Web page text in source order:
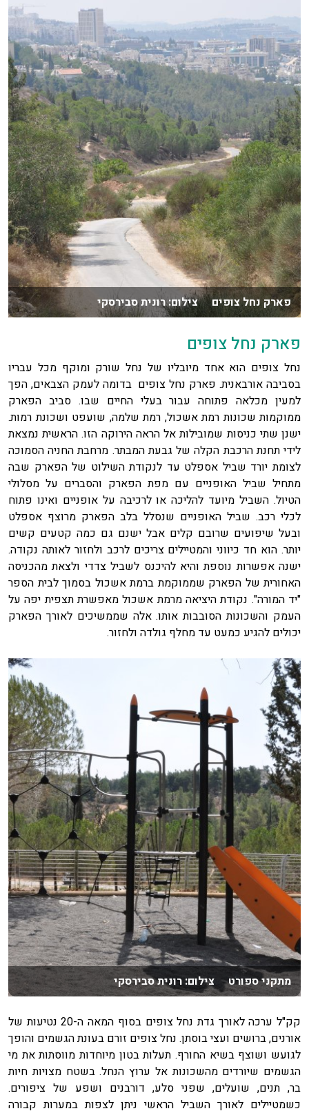
פארק נחל צופים צילום: רונית סבירסקי
פארק נחל צופים
נחל צופים הוא אחד מיובליו של נחל שורק ומוקף מכל עבריו
בסביבה אורבאנית. פארק נחל צופים בדומה לעמק הצבאים, הפך
למעין מכלאה פתוחה עבור בעלי החיים שבו. סביב הפארק
ממוקמות שכונות רמת אשכול, רמת שלמה, שועפט ושכונת רמות.
ישנן שתי כניסות שמובילות אל הראה הירוקה הזו. הראשית נמצאת
לידי תחנת הרכבת הקלה של גבעת המבתר. מרחבת החניה הסמוכה
לצומת יורד שביל אספלט עד לנקודת השילוט של הפארק שבה
מתחיל שביל האופניים עם מפת הפארק והסברים על מסלולי
הטיול. השביל מיועד להליכה או לרכיבה על אופניים ואינו פתוח
לכלי רכב. שביל האופניים שנסלל בלב הפארק מרוצף אספלט
ובעל שיפועים שרובם קלים אבל ישנם גם כמה קטעים קשים
יותר. הוא חד כיווני והמטיילים צריכים לרכב ולחזור לאותה נקודה.
ישנה אפשרות נוספת והיא להיכנס לשביל צדדי ולצאת מהכניסה
האחורית של הפארק שממוקמת ברמת אשכול בסמוך לבית הספר
"יד המורה". נקודת היציאה מרמת אשכול מאפשרת תצפית יפה על
העמק והשכונות הסובבות אותו. אלה שממשיכים לאורך הפארק
יכולים להגיע כמעט עד מחלף גולדה ולחזור.
מתקני ספורט צילום: רונית סבירסקי
קק"ל ערכה לאורך גדת נחל צופים בסוף המאה ה-20 נטיעות של
אורנים, ברושים ועצי בוסתן. נחל צופים זורם בעונת הגשמים והופך
לגועש ושוצף בשיא החורף. תעלות בטון מיוחדות מווסתות את מי
הגשמים שיורדים מהשכונות אל ערוץ הנחל. בשטח מצויות חיות
בר, תנים, שועלים, שפני סלע, דורבנים ושפע של ציפורים.
כשמטיילים לאורך השביל הראשי ניתן לצפות במערות קבורה